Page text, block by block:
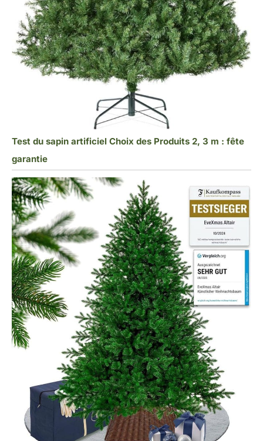
Test du sapin artificiel Choix des Produits 2, 3 m : fête
garantie